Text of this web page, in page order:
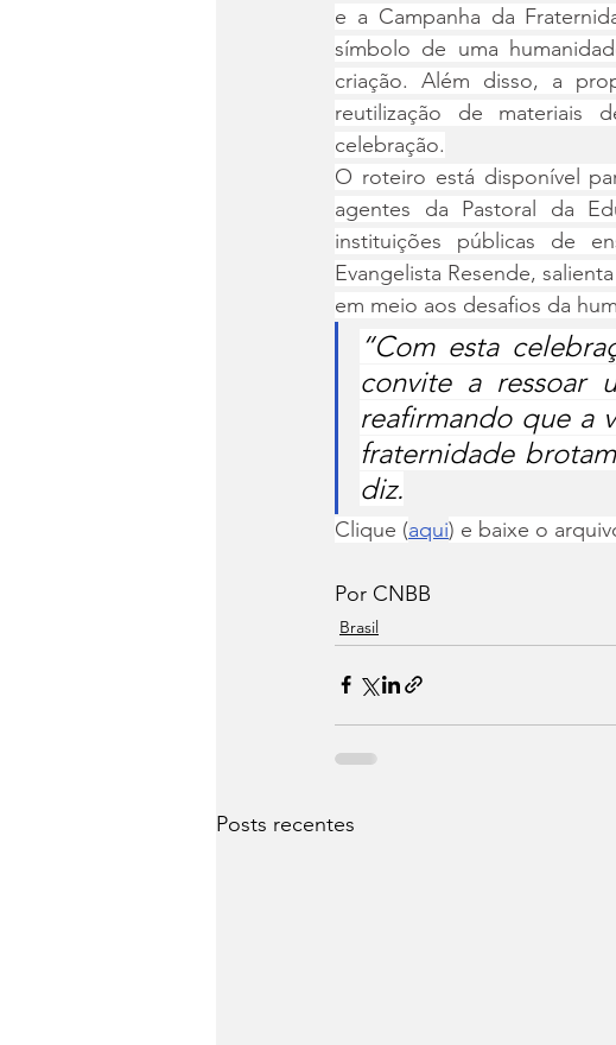
e a Campanha da
símbolo de uma
criação. Além disso, a
reutilização de materiais
celebração.
O roteiro está disponível
agentes da Pastoral da
instituições públicas de
Evangelista Resende,
em meio aos desafios da
“Com esta
convite a ressoar
reafirmando que a
fraternidade
diz.
Clique (aqui) e baixe o
Por CNBB
Brasil
Posts recentes